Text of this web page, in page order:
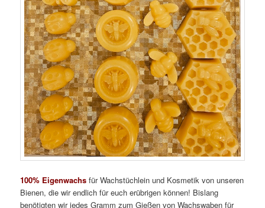
100% Eigenwachs für Wachstüchlein und Kosmetik von unseren
Bienen, die wir endlich für euch erübrigen können! Bislang
benötigten wir jedes Gramm zum Gießen von Wachswaben für